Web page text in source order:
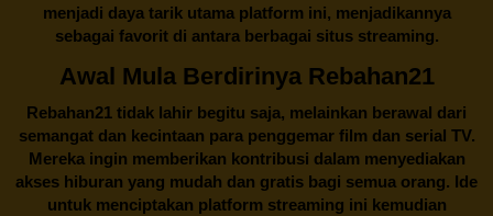
menjadi daya tarik utama platform ini, menjadikannya
sebagai favorit di antara berbagai situs streaming.
Awal Mula Berdirinya Rebahan21
Rebahan21 tidak lahir begitu saja, melainkan berawal dari
semangat dan kecintaan para penggemar film dan serial TV.
Mereka ingin memberikan kontribusi dalam menyediakan
akses hiburan yang mudah dan gratis bagi semua orang. Ide
untuk menciptakan platform streaming ini kemudian